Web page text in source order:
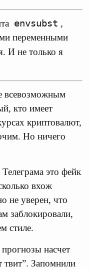
envsubst ,
переменными
И не только я
всевозможным
кто имеет
криптовалют,
Но ничего
это фейк
вхож
не уверен, что
заблокировали,
стиле.
насчет
твит”. Запомнили